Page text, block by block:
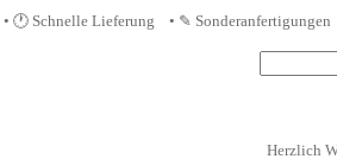
• 🕐 Schnelle Lieferung • ✎ Sonderanfertigungen
Herzlich